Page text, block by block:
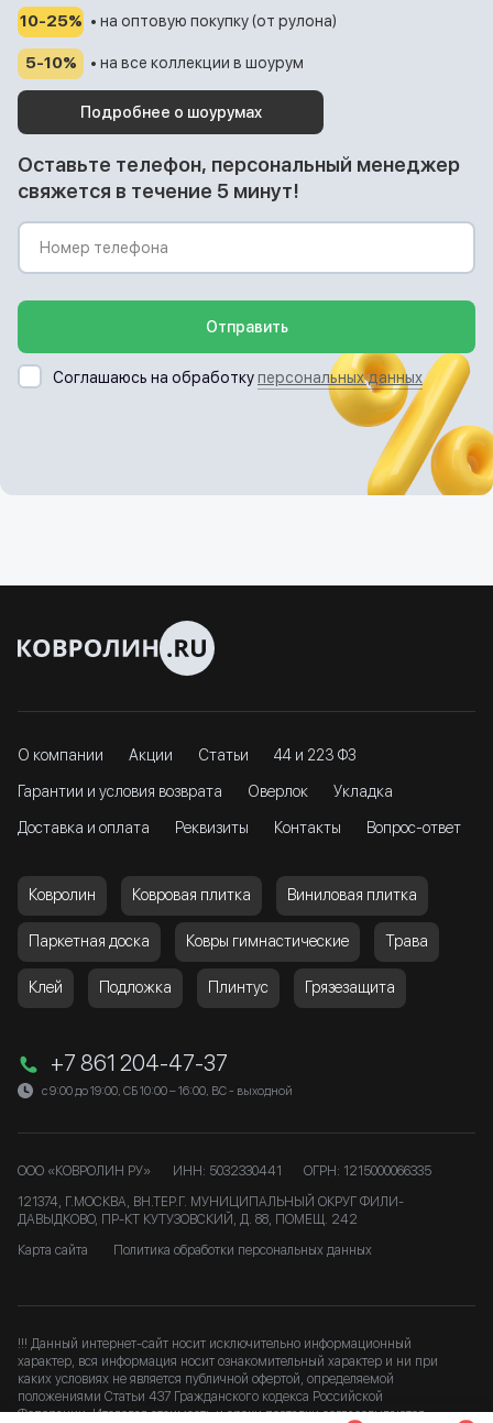
10-25% • на оптовую покупку (от рулона)
5-10% • на все коллекции в шоурум
Подробнее о шоурумах
Оставьте телефон, персональный менеджер
свяжется в течение 5 минут!
Отправить
Соглашаюсь на обработкуперсональных данных
О компании Акции Статьи 44 и 223 ФЗ
Гарантии и условия возврата Оверлок Укладка
Доставка и оплата Реквизиты Контакты Вопрос-ответ
Ковролин Ковровая плитка Виниловая плитка
Паркетная доска Ковры гимнастические Трава
Клей Подложка Плинтус Грязезащита
+7 861 204-47-37
с 9:00 до 19:00, СБ 10:00 – 16:00, ВС - выходной
ООО «КОВРОЛИН РУ» ИНН: 5032330441
ОГРН: 1215000066335
121374, Г.МОСКВА, ВН.ТЕР.Г. МУНИЦИПАЛЬНЫЙ ОКРУГ ФИЛИ-
ДАВЫДКОВО, ПР-КТ КУТУЗОВСКИЙ, Д. 88, ПОМЕЩ. 242
Карта сайта
Политика обработки персональных данных
!!! Данный интернет-сайт носит исключительно информационный
характер, вся информация носит ознакомительный характер и ни при
каких условиях не является публичной офертой, определяемой
положениями Статьи 437 Гражданского кодекса Российской
Федерации. Итоговая стоимость и сроки доставки согласовываются